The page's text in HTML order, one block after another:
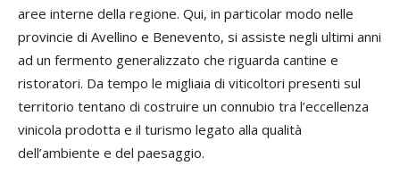
aree interne della regione. Qui, in particolar modo nelle
provincie di Avellino e Benevento, si assiste negli ultimi anni
ad un fermento generalizzato che riguarda cantine e
ristoratori. Da tempo le migliaia di viticoltori presenti sul
territorio tentano di costruire un connubio tra l’eccellenza
vinicola prodotta e il turismo legato alla qualità
dell’ambiente e del paesaggio.